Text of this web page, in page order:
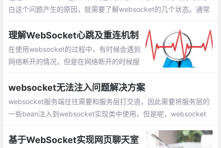
白这个问题产生的原因，就需要了解websocket的几个状态。通常
理解WebSocket心跳及重连机制
在使用websocket的过程中，有时候会遇到
网络断开的情况，但是在网络断开的时候服
有：服务器会继续向客户端发送多余的链
接，并且这些数据还会丢失
websocket无法注入问题解决方案
websocket服务端往往需要和服务层打交道，因此需要将服务层的
一些bean注入到websocket实现类中使用，但是呢，websocket
ce和@Autowire注入spring容器管理下的bean
基于WebSocket实现网页聊天室